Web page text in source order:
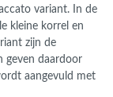
variant. In de
kleine korrel en
zijn de
geven daardoor
aangevuld met